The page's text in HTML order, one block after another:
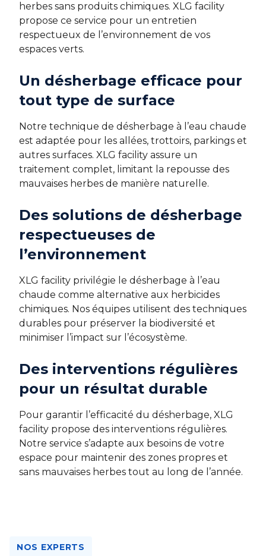
herbes sans produits chimiques. XLG facility
propose ce service pour un entretien
respectueux de l’environnement de vos
espaces verts.
Un désherbage efficace pour
tout type de surface
Notre technique de désherbage à l’eau chaude
est adaptée pour les allées, trottoirs, parkings et
autres surfaces. XLG facility assure un
traitement complet, limitant la repousse des
mauvaises herbes de manière naturelle.
Des solutions de désherbage
respectueuses de
l’environnement
XLG facility privilégie le désherbage à l’eau
chaude comme alternative aux herbicides
chimiques. Nos équipes utilisent des techniques
durables pour préserver la biodiversité et
minimiser l’impact sur l’écosystème.
Des interventions régulières
pour un résultat durable
Pour garantir l’efficacité du désherbage, XLG
facility propose des interventions régulières.
Notre service s’adapte aux besoins de votre
espace pour maintenir des zones propres et
sans mauvaises herbes tout au long de l’année.
NOS EXPERTS